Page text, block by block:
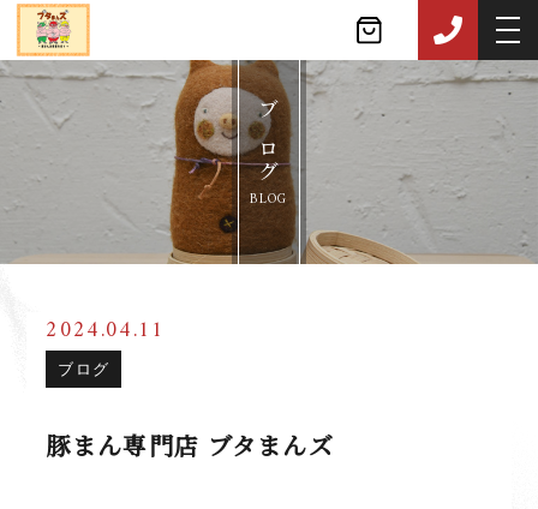
ブログ
BLOG
2024.04.11
ブログ
豚まん専門店 ブタまんズ